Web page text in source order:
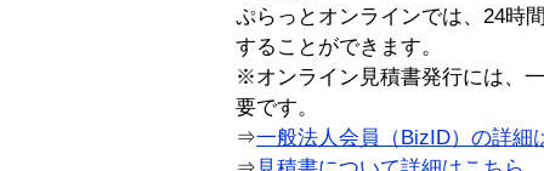
ぷらっとオンラインでは、24時
することができます。
※オンライン見積書発行には、
要です。
⇒一般法人会員（BizID）の詳細